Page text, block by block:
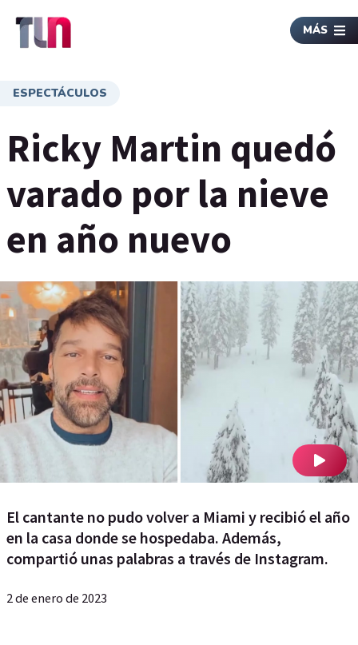
MÁS
ESPECTÁCULOS
Ricky Martin quedó
varado por la nieve
en año nuevo
El cantante no pudo volver a Miami y recibió el año
en la casa donde se hospedaba. Además,
compartió unas palabras a través de Instagram.
2 de enero de 2023